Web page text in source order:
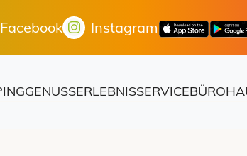
Facebook Instagram
GENUSSERLEBNISSERVICE